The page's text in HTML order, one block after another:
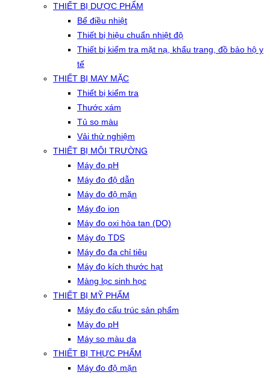
THIẾT BỊ DƯỢC PHẨM
Bể điều nhiệt
Thiết bị hiệu chuẩn nhiệt độ
Thiết bị kiểm tra mặt nạ, khẩu trang, đồ bảo hộ y
tế
THIẾT BỊ MAY MẶC
Thiết bị kiểm tra
Thước xám
Tủ so màu
Vải thử nghiệm
THIẾT BỊ MÔI TRƯỜNG
Máy đo pH
Máy đo độ dẫn
Máy đo độ mặn
Máy đo ion
Máy đo oxi hòa tan (DO)
Máy đo TDS
Máy đo đa chỉ tiêu
Máy đo kích thước hạt
Màng lọc sinh học
THIẾT BỊ MỸ PHẨM
Máy đo cấu trúc sản phẩm
Máy đo pH
Máy so màu da
THIẾT BỊ THỰC PHẨM
Máy đo độ mặn